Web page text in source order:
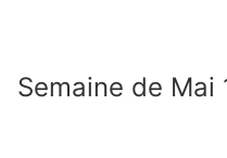
Semaine de Mai